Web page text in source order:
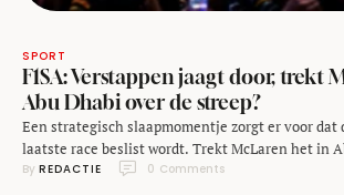
SPORT
F1SA: Verstappen jaagt door, trekt
Abu Dhabi over de streep?
Een strategisch slaapmomentje zorgt er voor dat
laatste race beslist wordt. Trekt McLaren het in
eindelijk over de streep?
By REDACTIE 0 Comments